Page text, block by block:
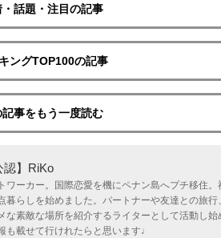
・話題・注目の記事
ングTOP100の記事
記事をもう一度読む
認】RiKo
ワーカー。国際恋愛を機にペナン島へプチ移住。
暮らしを始めました。パートナーや友達との旅行
な素敵な場所を紹介するライターとして活動し始
も載せて行けれたらと思います♩